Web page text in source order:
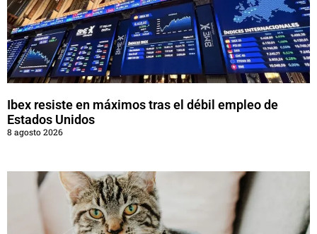
Ibex resiste en máximos tras el débil empleo de
Estados Unidos
8 agosto 2026